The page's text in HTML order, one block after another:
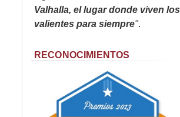
Valhalla, el lugar donde viven los
valientes para siempre".
RECONOCIMIENTOS